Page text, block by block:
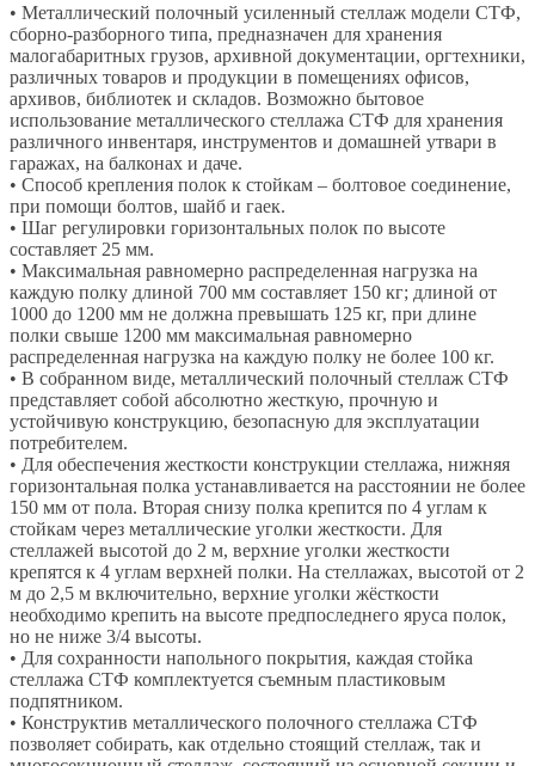
• Металлический полочный усиленный стеллаж модели СТФ,
сборно-разборного типа, предназначен для хранения
малогабаритных грузов, архивной документации, оргтехники,
различных товаров и продукции в помещениях офисов,
архивов, библиотек и складов. Возможно бытовое
использование металлического стеллажа СТФ для хранения
различного инвентаря, инструментов и домашней утвари в
гаражах, на балконах и даче.
• Способ крепления полок к стойкам – болтовое соединение,
при помощи болтов, шайб и гаек.
• Шаг регулировки горизонтальных полок по высоте
составляет 25 мм.
• Максимальная равномерно распределенная нагрузка на
каждую полку длиной 700 мм составляет 150 кг; длиной от
1000 до 1200 мм не должна превышать 125 кг, при длине
полки свыше 1200 мм максимальная равномерно
распределенная нагрузка на каждую полку не более 100 кг.
• В собранном виде, металлический полочный стеллаж СТФ
представляет собой абсолютно жесткую, прочную и
устойчивую конструкцию, безопасную для эксплуатации
потребителем.
• Для обеспечения жесткости конструкции стеллажа, нижняя
горизонтальная полка устанавливается на расстоянии не более
150 мм от пола. Вторая снизу полка крепится по 4 углам к
стойкам через металлические уголки жесткости. Для
стеллажей высотой до 2 м, верхние уголки жесткости
крепятся к 4 углам верхней полки. На стеллажах, высотой от 2
м до 2,5 м включительно, верхние уголки жёсткости
необходимо крепить на высоте предпоследнего яруса полок,
но не ниже 3/4 высоты.
• Для сохранности напольного покрытия, каждая стойка
стеллажа СТФ комплектуется съемным пластиковым
подпятником.
• Конструктив металлического полочного стеллажа СТФ
позволяет собирать, как отдельно стоящий стеллаж, так и